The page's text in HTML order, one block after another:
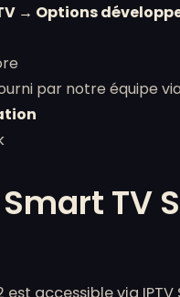
→ Options
par notre équipe
TV